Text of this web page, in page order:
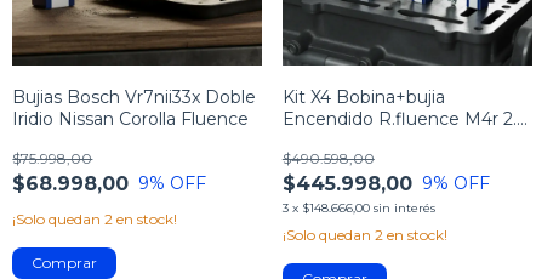
Bujias Bosch Vr7nii33x Doble
Iridio Nissan Corolla Fluence
$68.998,00
$75.998,00
9% OFF
¡Solo quedan2 en stock!
Kit X4 Bobina+bujia
Encendido R.fluence M4r 2.0
$445.998,00
$490.598,00
9% OFF
3 x $148.666,00 sin interés
¡Solo quedan 2 en stock!